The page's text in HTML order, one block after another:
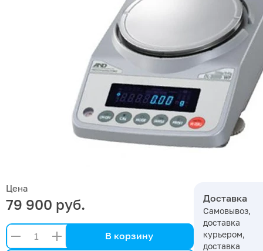
Цена
79 900 руб.
В корзину
Доставка
Самовывоз,
доставка
курьером,
доставка